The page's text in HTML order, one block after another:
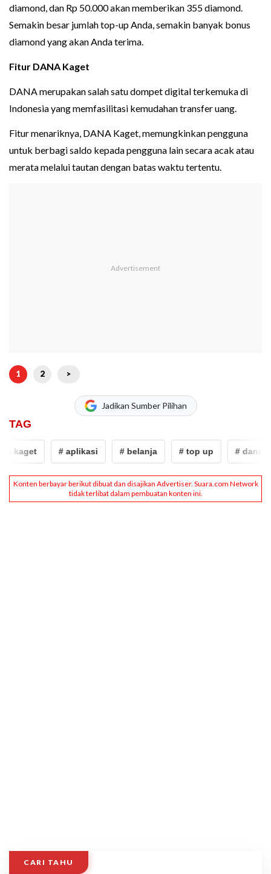
diamond, dan Rp 50.000 akan memberikan 355 diamond.
Semakin besar jumlah top-up Anda, semakin banyak bonus
diamond yang akan Anda terima.
Fitur DANA Kaget
DANA merupakan salah satu dompet digital terkemuka di
Indonesia yang memfasilitasi kemudahan transfer uang.
Fitur menariknya, DANA Kaget, memungkinkan pengguna
untuk berbagi saldo kepada pengguna lain secara acak atau
merata melalui tautan dengan batas waktu tertentu.
1 2 >
Jadikan Sumber Pilihan
TAG
# aplikasi # belanja # top up # dana
CARI TAHU